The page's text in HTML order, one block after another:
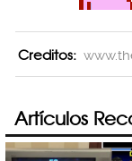
Creditos:
Artículos